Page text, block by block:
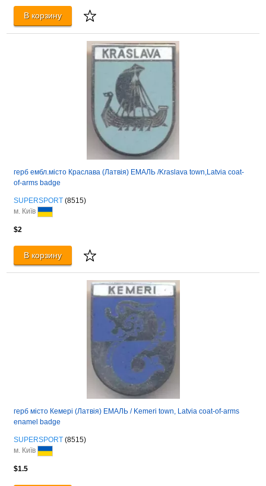
В корзину
герб ембл.місто Краслава (Латвія) ЕМАЛЬ /Kraslava town,Latvia coat-
of-arms badge
SUPERSPORT (8515)
м. Київ
$2
В корзину
герб місто Кемері (Латвія) ЕМАЛЬ / Kemeri town, Latvia coat-of-arms
enamel badge
SUPERSPORT (8515)
м. Київ
$1.5